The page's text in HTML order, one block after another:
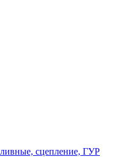
сцепление, ГУР